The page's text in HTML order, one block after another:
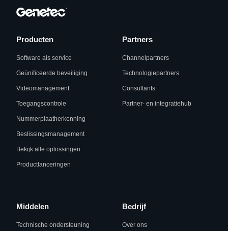
Producten
Software als service
Geünificeerde beveiliging
Videomanagement
Toegangscontrole
Nummerplaatherkenning
Beslissingsmanagement
Bekijk alle oplossingen
Productlanceringen
Partners
Channelpartners
Technologiepartners
Consultants
Partner- en integratiehub
Middelen
Technische ondersteuning
Bedrijf
Over ons